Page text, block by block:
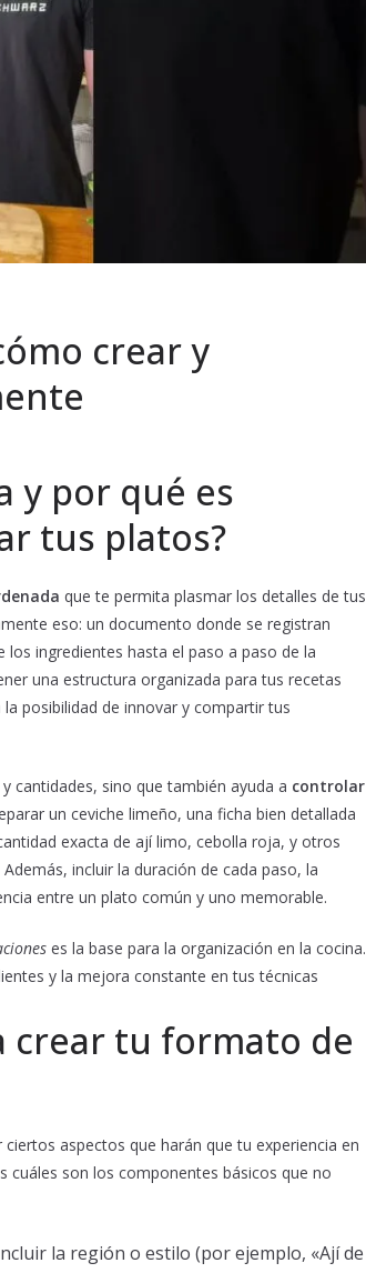
crear y
y por qué es
tus platos?
que te permita plasmar los detalles de tus
eso: un documento donde se registran
ingredientes hasta el paso a paso de la
una estructura organizada para tus recetas
posibilidad de innovar y compartir tus
cantidades, sino que también ayuda a controlar
un ceviche limeño, una ficha bien detallada
exacta de ají limo, cebolla roja, y otros
incluir la duración de cada paso, la
entre un plato común y uno memorable.
es la base para la organización en la cocina.
y la mejora constante en tus técnicas
crear tu formato de
aspectos que harán que tu experiencia en
cuáles son los componentes básicos que no
la región o estilo (por ejemplo, «Ají de